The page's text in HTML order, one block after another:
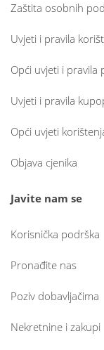
Zaštita osobnih
Uvjeti i pravila
Opći uvjeti i pravila
Uvjeti i pravila
Opći uvjeti
Objava cjenika
Javite nam se
Korisnička podrška
Pronađite nas
Poziv dobavljačima
Nekretnine i zakupi